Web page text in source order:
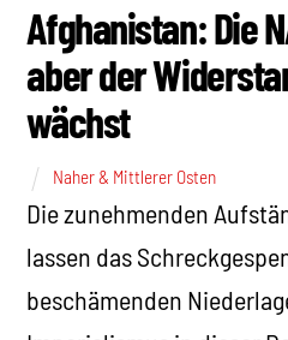
Afghanistan: Die
aber der
wächst
Naher & Mittlerer Osten
Die zunehmenden
lassen das
beschämenden